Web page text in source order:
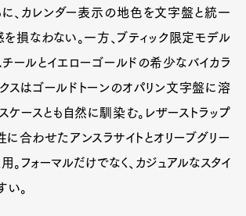
に、カレンダー表示の地色を文字盤と統一
損なわない。一方、ブティック限定モデル
チールとイエローゴールドの希少なバイカラ
スはゴールドトーンのオパリン文字盤に溶
ケースとも自然に馴染む。レザーストラップ
合わせたアンスラサイトとオリーブグリー
。フォーマルだけでなく、カジュアルなスタイ
。